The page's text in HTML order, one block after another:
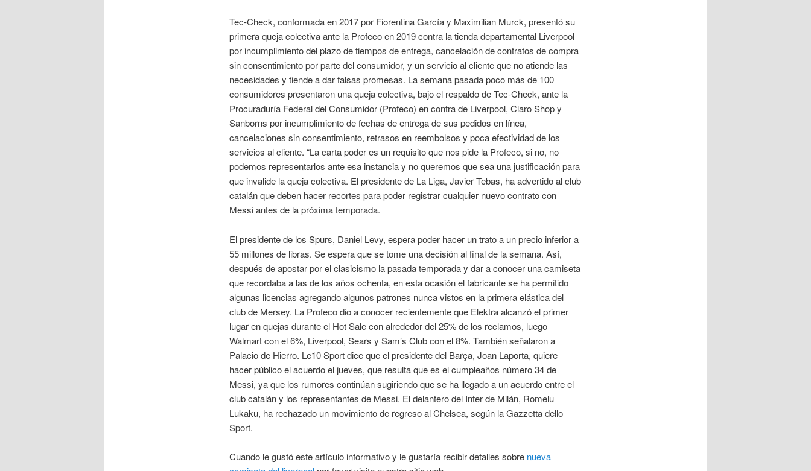
Tec-Check, conformada en 2017 por Fiorentina García y Maximilian Murck, presentó su
primera queja colectiva ante la Profeco en 2019 contra la tienda departamental Liverpool
por incumplimiento del plazo de tiempos de entrega, cancelación de contratos de compra
sin consentimiento por parte del consumidor, y un servicio al cliente que no atiende las
necesidades y tiende a dar falsas promesas. La semana pasada poco más de 100
consumidores presentaron una queja colectiva, bajo el respaldo de Tec-Check, ante la
Procuraduría Federal del Consumidor (Profeco) en contra de Liverpool, Claro Shop y
Sanborns por incumplimiento de fechas de entrega de sus pedidos en línea,
cancelaciones sin consentimiento, retrasos en reembolsos y poca efectividad de los
servicios al cliente. “La carta poder es un requisito que nos pide la Profeco, si no, no
podemos representarlos ante esa instancia y no queremos que sea una justificación para
que invalide la queja colectiva. El presidente de La Liga, Javier Tebas, ha advertido al club
catalán que deben hacer recortes para poder registrar cualquier nuevo contrato con
Messi antes de la próxima temporada.
El presidente de los Spurs, Daniel Levy, espera poder hacer un trato a un precio inferior a
55 millones de libras. Se espera que se tome una decisión al final de la semana. Así,
después de apostar por el clasicismo la pasada temporada y dar a conocer una camiseta
que recordaba a las de los años ochenta, en esta ocasión el fabricante se ha permitido
algunas licencias agregando algunos patrones nunca vistos en la primera elástica del
club de Mersey. La Profeco dio a conocer recientemente que Elektra alcanzó el primer
lugar en quejas durante el Hot Sale con alrededor del 25% de los reclamos, luego
Walmart con el 6%, Liverpool, Sears y Sam’s Club con el 8%. También señalaron a
Palacio de Hierro. Le10 Sport dice que el presidente del Barça, Joan Laporta, quiere
hacer público el acuerdo el jueves, que resulta que es el cumpleaños número 34 de
Messi, ya que los rumores continúan sugiriendo que se ha llegado a un acuerdo entre el
club catalán y los representantes de Messi. El delantero del Inter de Milán, Romelu
Lukaku, ha rechazado un movimiento de regreso al Chelsea, según la Gazzetta dello
Sport.
Cuando le gustó este artículo informativo y le gustaría recibir detalles sobre nueva